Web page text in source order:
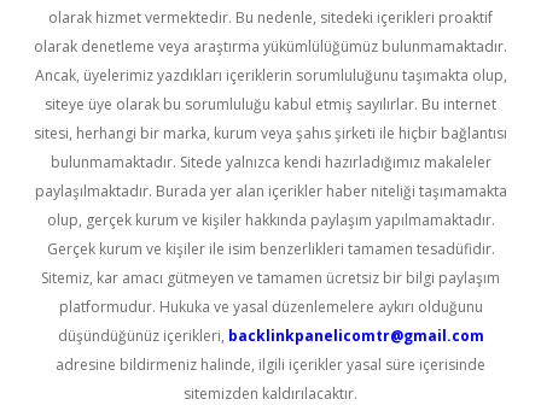
olarak hizmet vermektedir. Bu nedenle, sitedeki içerikleri proaktif
olarak denetleme veya araştırma yükümlülüğümüz bulunmamaktadır.
Ancak, üyelerimiz yazdıkları içeriklerin sorumluluğunu taşımakta olup,
siteye üye olarak bu sorumluluğu kabul etmiş sayılırlar. Bu internet
sitesi, herhangi bir marka, kurum veya şahıs şirketi ile hiçbir bağlantısı
bulunmamaktadır. Sitede yalnızca kendi hazırladığımız makaleler
paylaşılmaktadır. Burada yer alan içerikler haber niteliği taşımamakta
olup, gerçek kurum ve kişiler hakkında paylaşım yapılmamaktadır.
Gerçek kurum ve kişiler ile isim benzerlikleri tamamen tesadüfidir.
Sitemiz, kar amacı gütmeyen ve tamamen ücretsiz bir bilgi paylaşım
platformudur. Hukuka ve yasal düzenlemelere aykırı olduğunu
düşündüğünüz içerikleri, backlinkpanelicomtr@gmail.com
adresine bildirmeniz halinde, ilgili içerikler yasal süre içerisinde
sitemizden kaldırılacaktır.